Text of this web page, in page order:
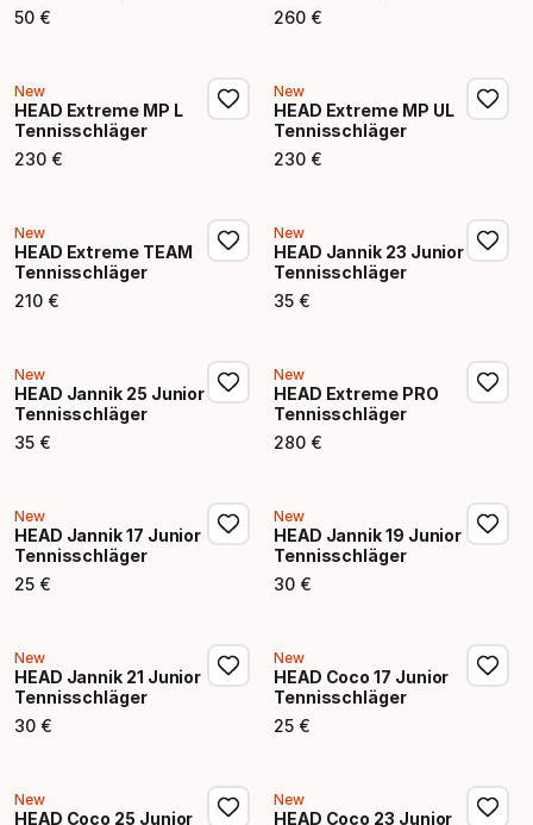
50 €
Endpreis
260 €
Endpreis
New
HEAD Extreme MP L
Tennisschläger
230 €
Endpreis
New
HEAD Extreme MP UL
Tennisschläger
230 €
Endpreis
New
HEAD Extreme TEAM
Tennisschläger
210 €
Endpreis
New
HEAD Jannik 23 Junior
Tennisschläger
35 €
Endpreis
New
HEAD Jannik 25 Junior
Tennisschläger
35 €
Endpreis
New
HEAD Extreme PRO
Tennisschläger
280 €
Endpreis
New
HEAD Jannik 17 Junior
Tennisschläger
25 €
Endpreis
New
HEAD Jannik 19 Junior
Tennisschläger
30 €
Endpreis
New
HEAD Jannik 21 Junior
Tennisschläger
30 €
Endpreis
New
HEAD Coco 17 Junior
Tennisschläger
25 €
Endpreis
New
HEAD Coco 25 Junior
New
HEAD Coco 23 Junior